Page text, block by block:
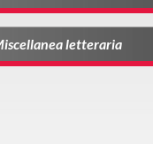
letteraria